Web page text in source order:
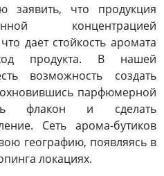
что продукция
концентрацией
дает стойкость аромата
продукта. В нашей
возможность создать
парфюмерной
флакон и сделать
Сеть арома-бутиков
географию, появляясь в
локациях.